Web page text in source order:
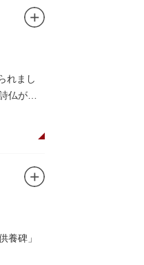
れまし
仏が書
養碑」